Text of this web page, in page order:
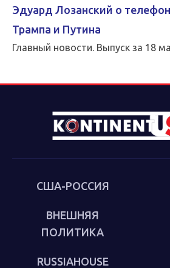
Эдуард Лозанский о
Трампа и Путина
Главный новости. Выпуск за 18
США-РОССИЯ
ВНЕШНЯЯ
ПОЛИТИКА
RUSSIAHOUSE